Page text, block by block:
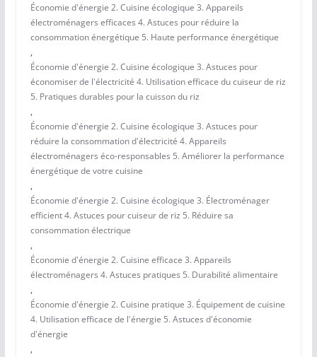
Économie d'énergie 2. Cuisine écologique 3. Appareils
électroménagers efficaces 4. Astuces pour réduire la
consommation énergétique 5. Haute performance énergétique
,
Économie d'énergie 2. Cuisine écologique 3. Astuces pour
économiser de l'électricité 4. Utilisation efficace du cuiseur de riz
5. Pratiques durables pour la cuisson du riz
,
Économie d'énergie 2. Cuisine écologique 3. Astuces pour
réduire la consommation d'électricité 4. Appareils
électroménagers éco-responsables 5. Améliorer la performance
énergétique de votre cuisine
,
Économie d'énergie 2. Cuisine écologique 3. Électroménager
efficient 4. Astuces pour cuiseur de riz 5. Réduire sa
consommation électrique
,
Économie d'énergie 2. Cuisine efficace 3. Appareils
électroménagers 4. Astuces pratiques 5. Durabilité alimentaire
,
Économie d'énergie 2. Cuisine pratique 3. Équipement de cuisine
4. Utilisation efficace de l'énergie 5. Astuces d'économie
d'énergie
,